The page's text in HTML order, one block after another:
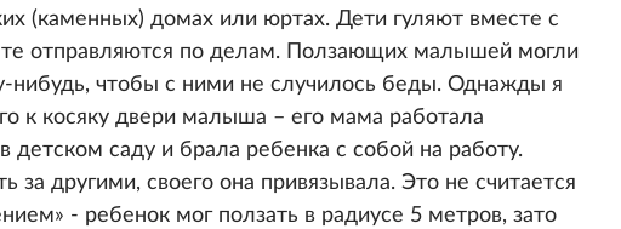
(каменных) домах или юртах. Дети гуляют вместе с
те отправляются по делам. Ползающих малышей могли
нибудь, чтобы с ними не случилось беды. Однажды я
к косяку двери малыша – его мама работала
детском саду и брала ребенка с собой на работу.
за другими, своего она привязывала. Это не считается
- ребенок мог ползать в радиусе 5 метров, зато